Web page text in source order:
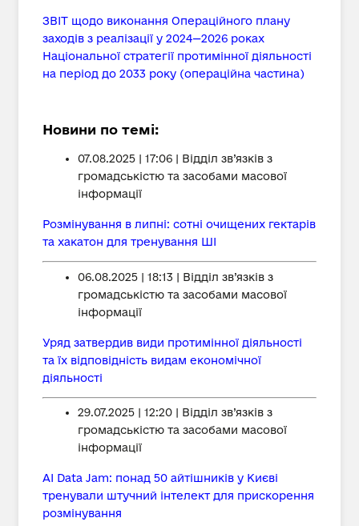
ЗВІТ щодо виконання Операційного плану
заходів з реалізації у 2024—2026 роках
Національної стратегії протимінної діяльності
на період до 2033 року (операційна частина)
Новини по темі:
07.08.2025 | 17:06 | Відділ зв’язків з
громадськістю та засобами масової
інформації
Розмінування в липні: сотні очищених гектарів
та хакатон для тренування ШІ
06.08.2025 | 18:13 | Відділ зв’язків з
громадськістю та засобами масової
інформації
Уряд затвердив види протимінної діяльності
та їх відповідність видам економічної
діяльності
29.07.2025 | 12:20 | Відділ зв’язків з
громадськістю та засобами масової
інформації
AI Data Jam: понад 50 айтішників у Києві
тренували штучний інтелект для прискорення
розмінування